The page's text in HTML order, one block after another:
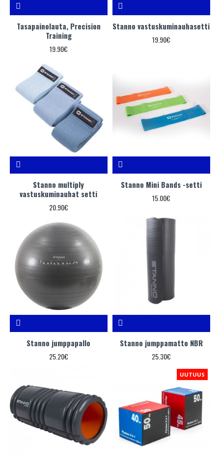
Tasapainolauta, Precision
Training
19.90€
Stanno vastuskuminauhasetti
19.90€
Stanno multiply
vastuskuminauhat setti
20.90€
Stanno Mini Bands -setti
15.00€
Stanno jumppapallo
25.20€
Stanno jumppamatto NBR
25.30€
UUTUUS